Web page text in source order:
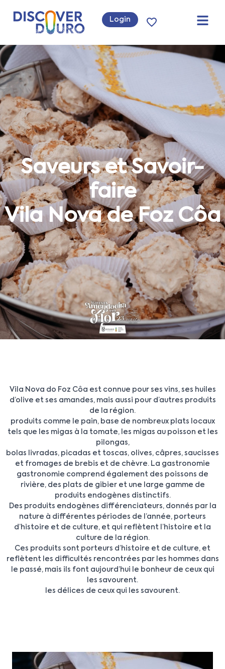
Login
Saveurs et Savoir-
faire
Vila Nova de Foz Côa
Vila Nova do Foz Côa est connue pour ses vins, ses huiles
d’olive et ses amandes, mais aussi pour d’autres produits
de la région.
produits comme le pain, base de nombreux plats locaux
tels que les migas à la tomate, les migas au poisson et les
pilongas,
bolas livradas, picadas et toscas, olives, câpres, saucisses
et fromages de brebis et de chèvre. La gastronomie
gastronomie comprend également des poissons de
rivière, des plats de gibier et une large gamme de
produits endogènes distinctifs.
Des produits endogènes différenciateurs, donnés par la
nature à différentes périodes de l’année, porteurs
d’histoire et de culture, et qui reflètent l’histoire et la
culture de la région.
Ces produits sont porteurs d’histoire et de culture, et
reflètent les difficultés rencontrées par les hommes dans
le passé, mais ils font aujourd’hui le bonheur de ceux qui
les savourent.
les délices de ceux qui les savourent.